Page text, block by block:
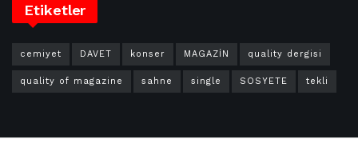
Etiketler
cemiyet DAVET konser MAGAZİN quality dergisi
quality of magazine sahne single SOSYETE tekli